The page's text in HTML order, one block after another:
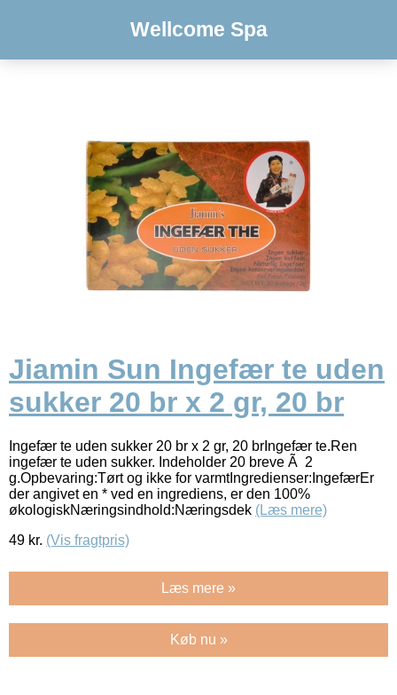
Wellcome Spa
Jiamin Sun Ingefær te uden
sukker 20 br x 2 gr, 20 br
Ingefær te uden sukker 20 br x 2 gr, 20 brIngefær te.Ren
ingefær te uden sukker. Indeholder 20 breve Ã 2
g.Opbevaring:Tørt og ikke for varmtIngredienser:IngefærEr
der angivet en * ved en ingrediens, er den 100%
økologiskNæringsindhold:Næringsdek (Læs mere)
49 kr. (Vis fragtpris)
Læs mere »
Køb nu »